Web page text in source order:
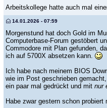
Arbeitskollege hatte auch mal
14.01.2026 - 07:59
Morgenstund hat doch Gold im
Computerbase-Forum gestöbert
Commodore mit Plan gefunden,
ich auf 5700X absetzen kann.
Ich habe nach meinem BIOS
wie im Post geschrieben
ein paar mal gedrückt und mit nur
Habe zwar gestern schon